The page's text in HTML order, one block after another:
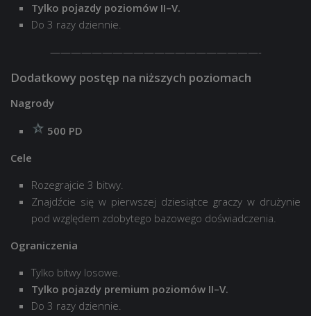
Tylko pojazdy poziomów II–V.
Do 3 razy dziennie.
————————————————————-
Dodatkowy postęp na niższych poziomach
Nagrody
500 PD
Cele
Rozegrajcie 3 bitwy.
Znajdźcie się w pierwszej dziesiątce graczy w drużynie
pod względem zdobytego bazowego doświadczenia.
Ograniczenia
Tylko bitwy losowe.
Tylko pojazdy premium poziomów II–V.
Do 3 razy dziennie.